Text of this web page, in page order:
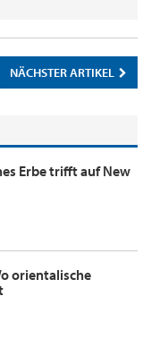
NÄCHSTER ARTIKEL
Erbe trifft auf New
orientalische